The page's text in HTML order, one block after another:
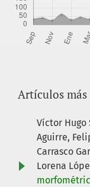
Artículos
Víctor Hugo
Aguirre,
Carrasco
Lorena